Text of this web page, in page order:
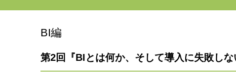
BI編
第2回『BIとは何か、そして導入に失敗しな